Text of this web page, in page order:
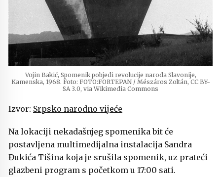
Vojin Bakić, Spomenik pobjedi revolucije naroda Slavonije,
Kamenska, 1968. Foto: FOTO:FORTEPAN / Mészáros Zoltán, CC BY-
SA 3.0, via Wikimedia Commons
Izvor: Srpsko narodno vijeće
Na lokaciji nekadašnjeg spomenika bit će
postavljena multimedijalna instalacija Sandra
Đukića Tišina koja je srušila spomenik, uz prateći
glazbeni program s početkom u 17:00 sati.